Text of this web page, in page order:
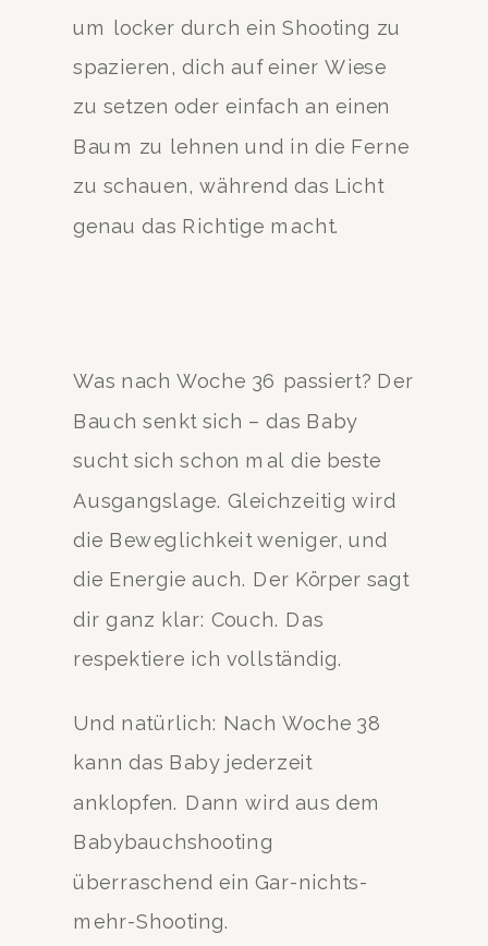
um locker durch ein Shooting zu
spazieren, dich auf einer Wiese
zu setzen oder einfach an einen
Baum zu lehnen und in die Ferne
zu schauen, während das Licht
genau das Richtige macht.
Was nach Woche 36 passiert? Der
Bauch senkt sich – das Baby
sucht sich schon mal die beste
Ausgangslage. Gleichzeitig wird
die Beweglichkeit weniger, und
die Energie auch. Der Körper sagt
dir ganz klar: Couch. Das
respektiere ich vollständig.
Und natürlich: Nach Woche 38
kann das Baby jederzeit
anklopfen. Dann wird aus dem
Babybauchshooting
überraschend ein Gar-nichts-
mehr-Shooting.